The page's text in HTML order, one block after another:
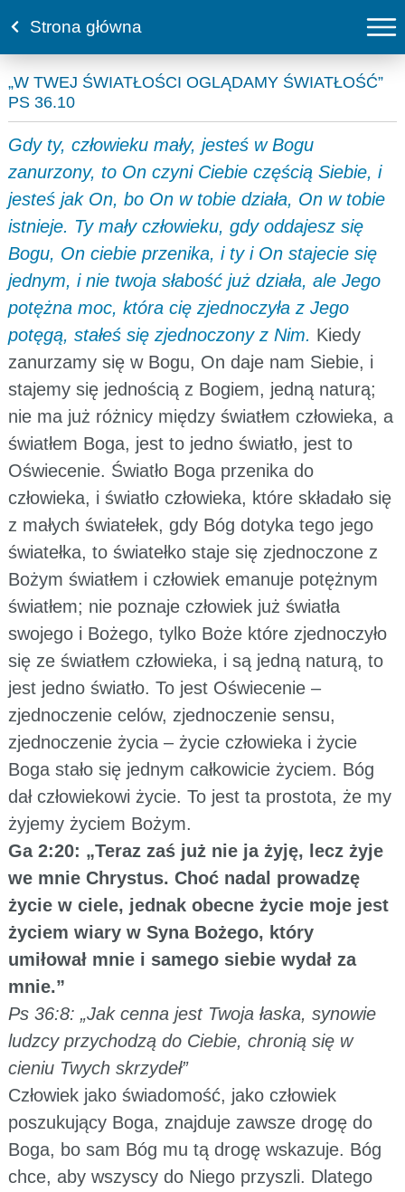
Strona główna
„W TWEJ ŚWIATŁOŚCI OGLĄDAMY ŚWIATŁOŚĆ”
PS 36.10
Gdy ty, człowieku mały, jesteś w Bogu
zanurzony, to On czyni Ciebie częścią Siebie, i
jesteś jak On, bo On w tobie działa, On w tobie
istnieje. Ty mały człowieku, gdy oddajesz się
Bogu, On ciebie przenika, i ty i On stajecie się
jednym, i nie twoja słabość już działa, ale Jego
potężna moc, która cię zjednoczyła z Jego
potęgą, stałeś się zjednoczony z Nim. Kiedy
zanurzamy się w Bogu, On daje nam Siebie, i
stajemy się jednością z Bogiem, jedną naturą;
nie ma już różnicy między światłem człowieka, a
światłem Boga, jest to jedno światło, jest to
Oświecenie. Światło Boga przenika do
człowieka, i światło człowieka, które składało się
z małych światełek, gdy Bóg dotyka tego jego
światełka, to światełko staje się zjednoczone z
Bożym światłem i człowiek emanuje potężnym
światłem; nie poznaje człowiek już światła
swojego i Bożego, tylko Boże które zjednoczyło
się ze światłem człowieka, i są jedną naturą, to
jest jedno światło. To jest Oświecenie –
zjednoczenie celów, zjednoczenie sensu,
zjednoczenie życia – życie człowieka i życie
Boga stało się jednym całkowicie życiem. Bóg
dał człowiekowi życie. To jest ta prostota, że my
żyjemy życiem Bożym.
Ga 2:20: „Teraz zaś już nie ja żyję, lecz żyje
we mnie Chrystus. Choć nadal prowadzę
życie w ciele, jednak obecne życie moje jest
życiem wiary w Syna Bożego, który
umiłował mnie i samego siebie wydał za
mnie.”
Ps 36:8: „Jak cenna jest Twoja łaska, synowie
ludzcy przychodzą do Ciebie, chronią się w
cieniu Twych skrzydeł”
Człowiek jako świadomość, jako człowiek
poszukujący Boga, znajduje zawsze drogę do
Boga, bo sam Bóg mu tą drogę wskazuje. Bóg
chce, aby wszyscy do Niego przyszli. Dlatego